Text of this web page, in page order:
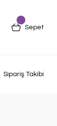
Sepet
Sipariş Takibi